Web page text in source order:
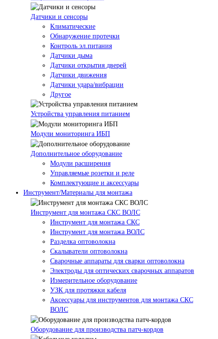
Датчики и сенсоры
Климатические
Обнаружение протечки
Контроль эл.питания
Датчики дыма
Датчики открытия дверей
Датчики движения
Датчики удара/вибрации
Другое
Устройства управления питанием
Модули мониторинга ИБП
Дополнительное оборудование
Модули расширения
Управляемые розетки и реле
Комплектующие и аксессуары
Инструмент/Материалы для монтажа
Инструмент для монтажа СКС ВОЛС
Инструмент для монтажа СКС
Инструмент для монтажа ВОЛС
Разделка оптоволокна
Скалыватели оптоволокна
Сварочные аппараты для сварки оптоволокна
Электроды для оптических сварочных аппаратов
Измерительное оборудование
УЗК для протяжки кабеля
Аксессуары для инструментов для монтажа СКС
ВОЛС
Оборудование для производства патч-кордов